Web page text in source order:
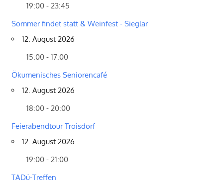
19:00 - 23:45
Sommer findet statt & Weinfest - Sieglar
12. August 2026
15:00 - 17:00
Ökumenisches Seniorencafé
12. August 2026
18:00 - 20:00
Feierabendtour Troisdorf
12. August 2026
19:00 - 21:00
TADü-Treffen